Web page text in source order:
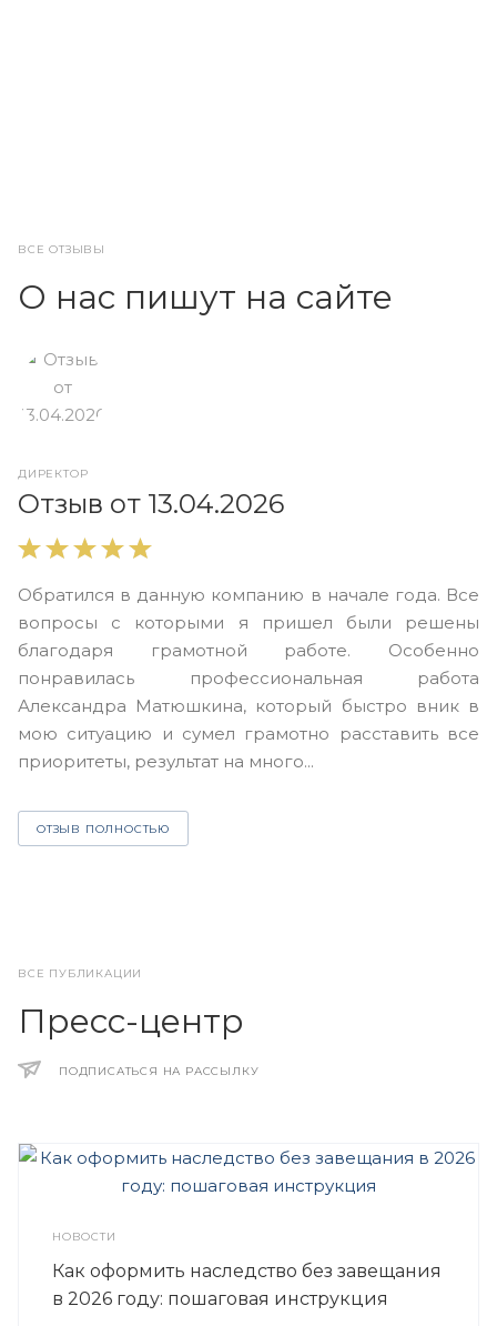
ВСЕ ОТЗЫВЫ
О нас пишут на сайте
ДИРЕКТОР
Отзыв от 13.04.2026
Обратился в данную компанию в начале года. Все
вопросы с которыми я пришел были решены
благодаря грамотной работе. Особенно
понравилась профессиональная работа
Александра Матюшкина, который быстро вник в
мою ситуацию и сумел грамотно расставить все
приоритеты, результат на много...
ОТЗЫВ ПОЛНОСТЬЮ
ВСЕ ПУБЛИКАЦИИ
Пресс-центр
ПОДПИСАТЬСЯ НА РАССЫЛКУ
НОВОСТИ
Как оформить наследство без завещания
в 2026 году: пошаговая инструкция